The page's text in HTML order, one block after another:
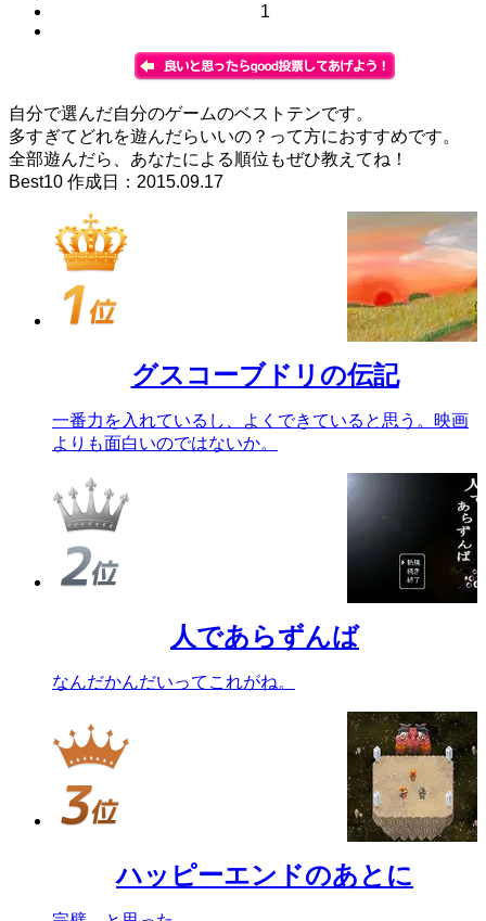
1
自分で選んだ自分のゲームのベストテンです。
多すぎてどれを遊んだらいいの？って方におすすめです。
全部遊んだら、あなたによる順位もぜひ教えてね！
Best10 作成日：2015.09.17
グスコーブドリの伝記
一番力を入れているし、よくできていると思う。映画
よりも面白いのではないか。
人であらずんば
なんだかんだいってこれがね。
ハッピーエンドのあとに